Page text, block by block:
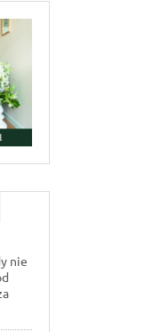
nie